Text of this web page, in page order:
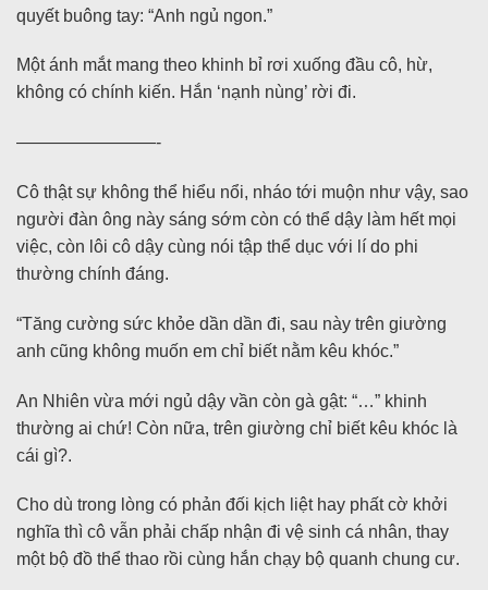
quyết buông tay: “Anh ngủ ngon.”
Một ánh mắt mang theo khinh bỉ rơi xuống đầu cô, hừ,
không có chính kiến. Hắn ‘nạnh nùng’ rời đi.
————————-
Cô thật sự không thể hiểu nổi, nháo tới muộn như vậy, sao
người đàn ông này sáng sớm còn có thể dậy làm hết mọi
việc, còn lôi cô dậy cùng nói tập thể dục với lí do phi
thường chính đáng.
“Tăng cường sức khỏe dần dần đi, sau này trên giường
anh cũng không muốn em chỉ biết nằm kêu khóc.”
An Nhiên vừa mới ngủ dậy vần còn gà gật: “…” khinh
thường ai chứ! Còn nữa, trên giường chỉ biết kêu khóc là
cái gì?.
Cho dù trong lòng có phản đối kịch liệt hay phất cờ khởi
nghĩa thì cô vẫn phải chấp nhận đi vệ sinh cá nhân, thay
một bộ đồ thể thao rồi cùng hắn chạy bộ quanh chung cư.